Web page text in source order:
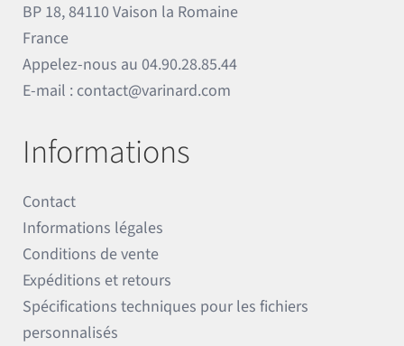
BP 18, 84110 Vaison la Romaine
France
Appelez-nous au04.90.28.85.44
E-mail : contact@varinard.com
Informations
Contact
Informations légales
Conditions de vente
Expéditions et retours
Spécifications techniques pour les fichiers
personnalisés